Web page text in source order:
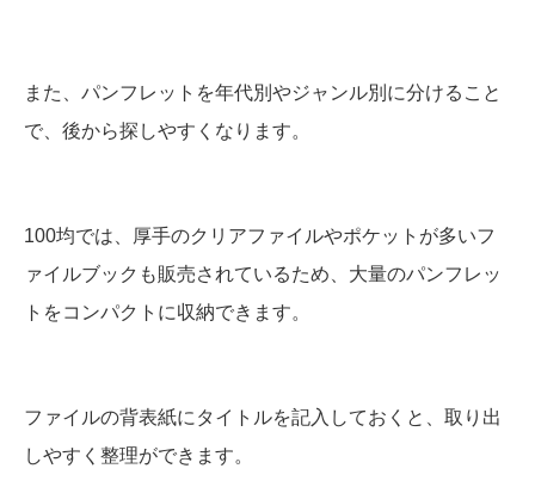
また、パンフレットを年代別やジャンル別に分けること
で、後から探しやすくなります。
100均では、厚手のクリアファイルやポケットが多いフ
ァイルブックも販売されているため、大量のパンフレッ
トをコンパクトに収納できます。
ファイルの背表紙にタイトルを記入しておくと、取り出
しやすく整理ができます。